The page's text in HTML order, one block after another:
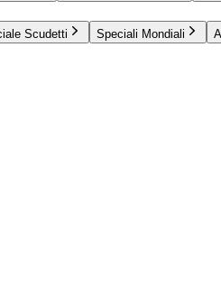
Scudetti Speciali Mondiali